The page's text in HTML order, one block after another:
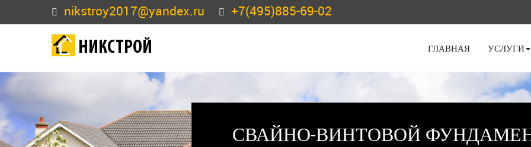
nikstroy2017@yandex.ru +7(495)885-69-02
НИКСТРОЙ ГЛАВНАЯ УСЛУГИ
СВАЙНО-ВИНТОВОЙ